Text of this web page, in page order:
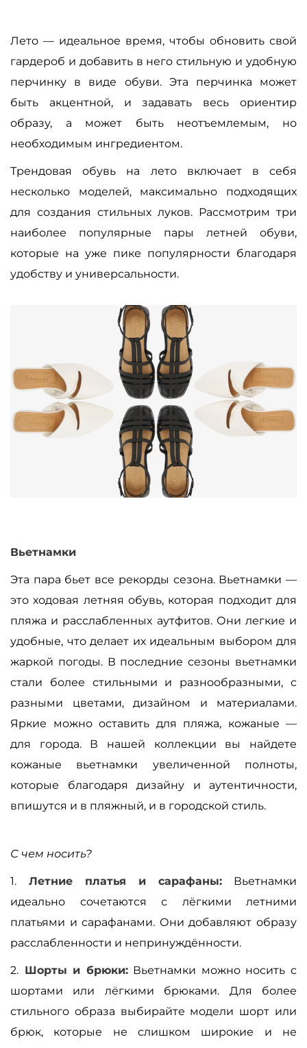
Лето — идеальное время, чтобы обновить свой
гардероб и добавить в него стильную и удобную
перчинку в виде обуви. Эта перчинка может
быть акцентной, и задавать весь ориентир
образу, а может быть неотъемлемым, но
необходимым ингредиентом.
Трендовая обувь на лето включает в себя
несколько моделей, максимально подходящих
для создания стильных луков. Рассмотрим три
наиболее популярные пары летней обуви,
которые на уже пике популярности благодаря
удобству и универсальности.
Вьетнамки
Эта пара бьет все рекорды сезона. Вьетнамки —
это ходовая летняя обувь, которая подходит для
пляжа и расслабленных аутфитов. Они легкие и
удобные, что делает их идеальным выбором для
жаркой погоды. В последние сезоны вьетнамки
стали более стильными и разнообразными, с
разными цветами, дизайном и материалами.
Яркие можно оставить для пляжа, кожаные —
для города. В нашей коллекции вы найдете
кожаные вьетнамки увеличенной полноты,
которые благодаря дизайну и аутентичности,
впишутся и в пляжный, и в городской стиль.
С чем носить?
1. Летние платья и сарафаны: Вьетнамки
идеально сочетаются с лёгкими летними
платьями и сарафанами. Они добавляют образу
расслабленности и непринуждённости.
2. Шорты и брюки:Вьетнамки можно носить с
шортами или лёгкими брюками. Для более
стильного образа выбирайте модели шорт или
брюк, которые не слишком широкие и не